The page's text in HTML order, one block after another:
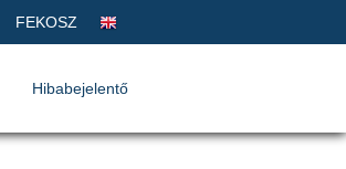
FEKOSZ
Hibabejelentő